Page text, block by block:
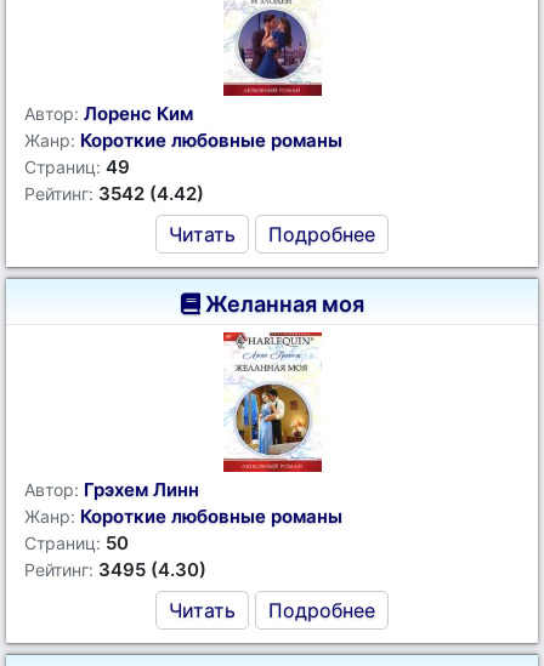
Автор: Лоренс Ким
Жанр: Короткие любовные романы
Страниц: 49
Рейтинг: 3542 (4.42)
Читать Подробнее
Желанная моя
Автор: Грэхем Линн
Жанр: Короткие любовные романы
Страниц: 50
Рейтинг: 3495 (4.30)
Читать Подробнее